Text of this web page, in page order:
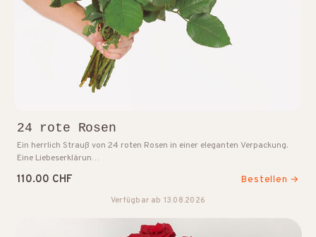
24 rote Rosen
Ein herrlich Strauß von 24 roten Rosen in einer eleganten Verpackung.
Eine Liebeserklärun…
110.00 CHF Bestellen →
Verfügbar ab 13.08.2026